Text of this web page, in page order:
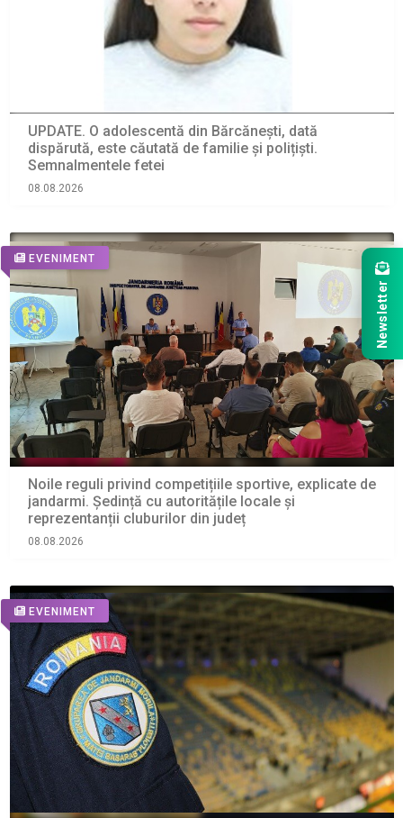
UPDATE. O adolescentă din Bărcănești, dată
dispărută, este căutată de familie și polițiști.
Semnalmentele fetei
08.08.2026
EVENIMENT
Noile reguli privind competițiile sportive, explicate de
jandarmi. Ședință cu autoritățile locale și
reprezentanții cluburilor din județ
08.08.2026
EVENIMENT
Newsletter